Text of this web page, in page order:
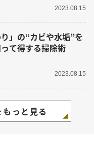
2023.08.15
」の“カビや水垢”を
て得する掃除術
2023.08.15
っと見る